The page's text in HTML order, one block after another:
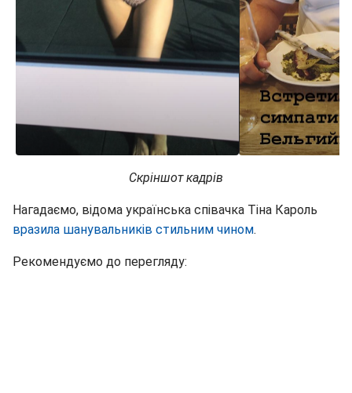
Скріншот кадрів
Нагадаємо, відома українська співачка Тіна Кароль
вразила шанувальників стильним чином.
Рекомендуємо до перегляду: